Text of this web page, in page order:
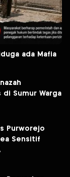
di Sumur Warga
Purworejo
Sensitif